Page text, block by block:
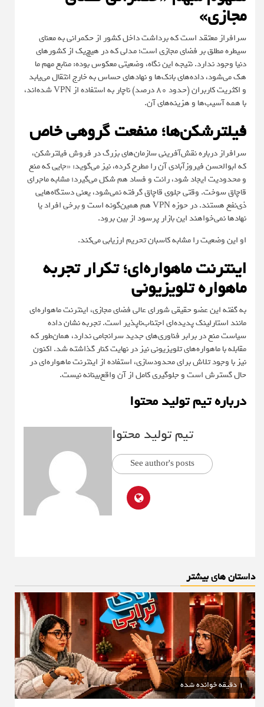
مجازی»
سرافراز معتقد است که برداشت داخل کشور از حکمرانی به معنای
سیطره مطلق بر فضای مجازی است؛ مدلی که در هیچ‌یک از کشورهای
دنیا وجود ندارد. نتیجه این نگاه، وضعیتی معکوس بوده: منابع مهم ما
هک می‌شود، داده‌های بانک‌ها و نهادهای حساس به خارج انتقال می‌یابد
و اکثریت کاربران (حدود ۸۰ درصد) ناچار به استفاده از VPN شده‌اند،
با همه آسیب‌ها و هزینه‌های آن.
فیلترشکن‌ها؛ منفعت گروهی خاص
سرافراز درباره نقش‌آفرینی سازمان‌های بزرگ در فروش فیلترشکن،
که ابوالحسن فیروزآبادی آن را مطرح کرده، نیز می‌گوید: «جایی که منع
و محدودیت ایجاد شود، رانت و فساد هم شکل می‌گیرد؛ مشابه ماجرای
قاچاق سوخت. وقتی جلوی قاچاق گرفته نمی‌شود، یعنی دستگاه‌هایی
ذی‌نفع هستند. در حوزه VPN هم همین‌گونه است و برخی افراد یا
نهادها نمی‌خواهند این بازار پرسود از بین برود.
او این وضعیت را مشابه کاسبان تحریم ارزیابی می‌کند.
اینترنت ماهواره‌ای؛ تکرار تجربه
ماهواره تلویزیونی
به گفته این عضو حقیقی شورای عالی فضای مجازی، اینترنت ماهواره‌ای
مانند استارلینک پدیده‌ای اجتناب‌ناپذیر است. تجربه نشان داده
سیاست منع در برابر فناوری‌های جدید سرانجامی ندارد، همان‌طور که
مقابله با ماهواره‌های تلویزیونی نیز در نهایت کنار گذاشته شد. اکنون
نیز با وجود تلاش برای محدودسازی، استفاده از اینترنت ماهواره‌ای در
حال گسترش است و جلوگیری کامل از آن واقع‌بینانه نیست.
درباره تیم تولید محتوا
تیم تولید محتوا
See author's posts
داستان های بیشتر
1 دقیقه خوانده شده